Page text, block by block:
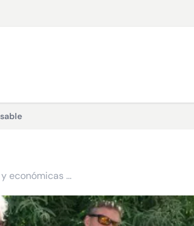
Con la oferta París Passlib' - París responsable, hay tres formas ecológicas y económicas de visitar la capital de una manera diferente.